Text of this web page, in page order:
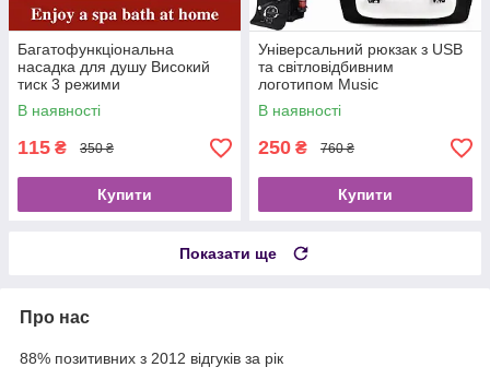
Багатофункціональна
насадка для душу Високий
тиск 3 режими
В наявності
115 ₴ 350 ₴
Купити
Універсальний рюкзак з USB
та світловідбивним
логотипом Music
В наявності
250 ₴ 760 ₴
Купити
Показати ще
Про нас
88% позитивних з 2012 відгуків за рік